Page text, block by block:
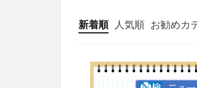
新着順 人気順 お勧めカ
投稿
学び
マンガ
電子書籍